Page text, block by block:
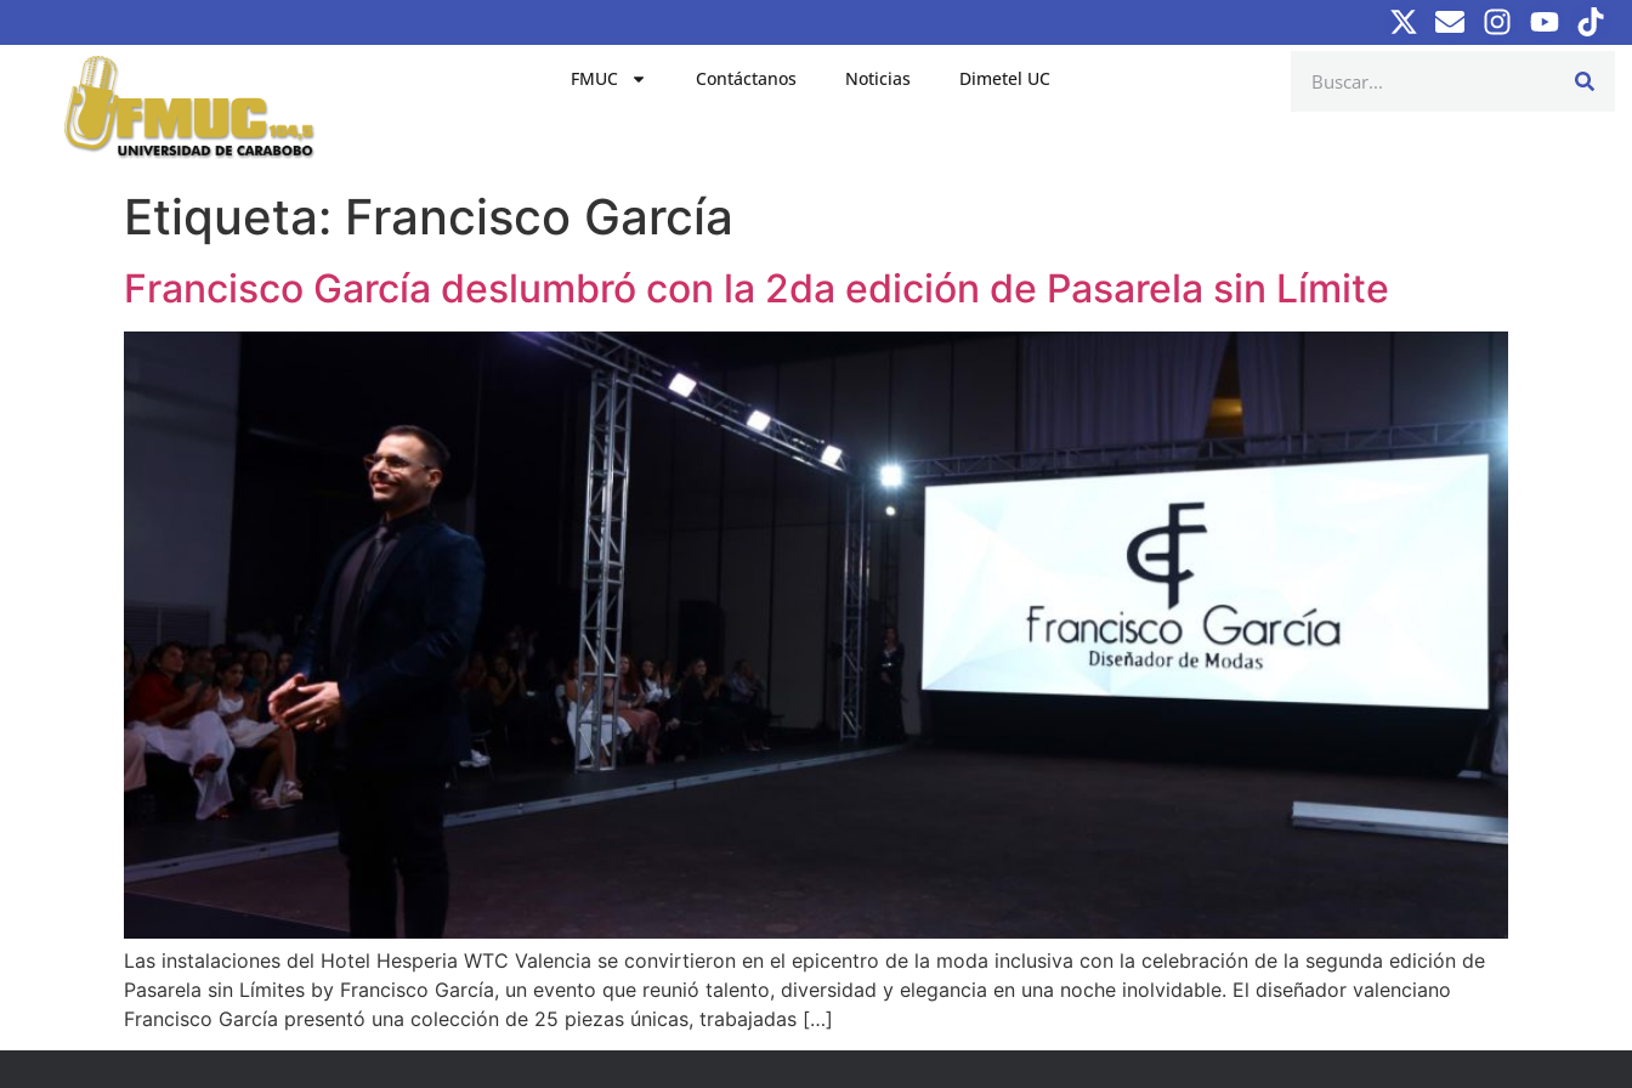
FMUC Contáctanos Noticias Dimetel UC
Etiqueta: Francisco García
Francisco García deslumbró con la 2da edición de Pasarela sin Límite
Las instalaciones del Hotel Hesperia WTC Valencia se convirtieron en el epicentro de la moda inclusiva con la celebración de la segunda edición de
Pasarela sin Límites by Francisco García, un evento que reunió talento, diversidad y elegancia en una noche inolvidable. El diseñador valenciano
Francisco García presentó una colección de 25 piezas únicas, trabajadas […]